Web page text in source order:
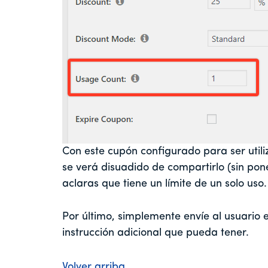
Con este cupón configurado para ser
se verá disuadido de compartirlo (sin
aclaras que tiene un límite de un solo
Por último, simplemente envíe al usuario
instrucción adicional que pueda tener.